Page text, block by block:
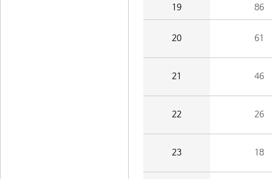
19 86
20 61
21 46
22 26
23 18